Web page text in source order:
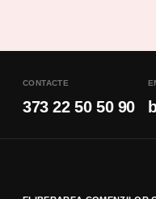
CONTACTE
373 22 50 50 90